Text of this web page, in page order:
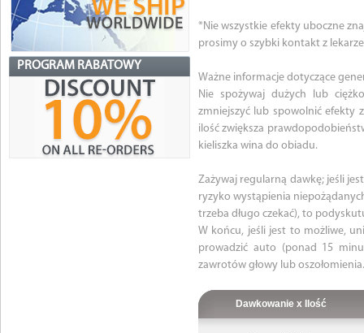
PROGRAM RABATOWY
*Nie wszystkie efekty uboczne
prosimy o szybki kontakt z
Ważne informacje dotyczące
Nie spożywaj dużych lub
zmniejszyć lub spowolnić efekty
ilość zwiększa
kieliszka wina do obiadu.
Zażywaj regularną dawkę; jeśli
ryzyko wystąpienia
trzeba długo czekać), to
W końcu, jeśli jest to możliwe,
prowadzić auto (ponad 15
zawrotów głowy lub oszołomienia.
Dawkowanie x Ilość